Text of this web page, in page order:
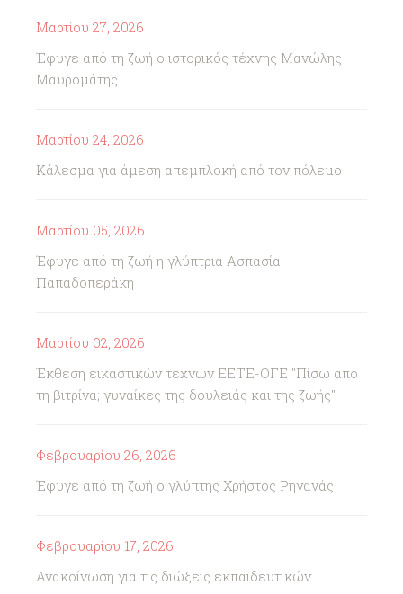
Μαρτίου 27, 2026
Έφυγε από τη ζωή ο ιστορικός τέχνης Μανώλης
Μαυρομάτης
Μαρτίου 24, 2026
Κάλεσμα για άμεση απεμπλοκή από τον πόλεμο
Μαρτίου 05, 2026
Έφυγε από τη ζωή η γλύπτρια Ασπασία
Παπαδοπεράκη
Μαρτίου 02, 2026
Έκθεση εικαστικών τεχνών ΕΕΤΕ-ΟΓΕ "Πίσω από
τη βιτρίνα; γυναίκες της δουλειάς και της ζωής"
Φεβρουαρίου 26, 2026
Έφυγε από τη ζωή ο γλύπτης Χρήστος Ρηγανάς
Φεβρουαρίου 17, 2026
Ανακοίνωση για τις διώξεις εκπαιδευτικών